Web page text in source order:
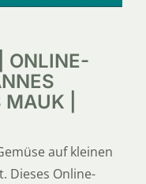
ONLINE-
|
auf kleinen
Dieses Online-